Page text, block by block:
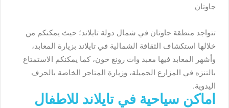
جاوتان
تتواجد منطقة جاوتان في شمال دولة تايلاند؛ حيث يمكنكم من
خلالها استكشاف الثقافة الشمالية في تايلاند بزيارة المعابد،
وأشهر المعابد فيها معبد وات رونغ خون، كما يمكنكم الاستمتاع
بالتنزه في المزارع الجميلة، وزيارة المتاجر الخاصة بالحرف
اليدوية.
اماكن سياحية في تايلاند للاطفال